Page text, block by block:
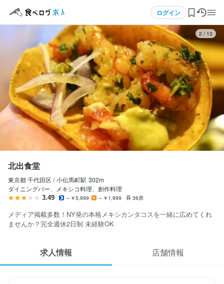
ログイン
ログイン・無料会員登録
食べログ求人TOP
求人検索
マイページ管理
気になる求人
検索履歴・保存した条件
応募履歴
WEB履歴書
3 / 13
北出食堂
東京都 千代田区 / 小伝馬町駅 302m
ダイニングバー、メキシコ料理、創作料理
3.49 ～￥5,999 ～￥1,999 36席
メディア掲載多数！NY発の本格メキシカンタコスを一緒に広めてくれ
ませんか？完全週休2日制 未経験OK
求人情報 店舗情報
北出食堂
ホールスタッフ・サービススタッフ
ホールスタッフ・サービススタッフ
月給250,000円〜400,000円
昇給あり 住宅手当あり 家族手当あり 資格手当・スキル手当あり
固定残業代
月給には固定残業代（40時間・55,900円）を含みます
給与補足
交通費：月20,000円まで支給（勤務状況によります）
応募画面へ進む
北出食堂
調理師・調理スタッフ
調理師・調理スタッフ
月給250,000円〜400,000円
ボーナス・賞与あり 昇給あり 住宅手当あり 交通費支給
家族手当あり
資格手当・スキル手当あり
試用期間
試用期間相談
固定残業代
月給には固定残業代（3０時間・45,000円～）を含みます
給与補足
経験、責任により役職手当あり（5,000円〜100,000円）
応募画面へ進む
アルバイト・パート 北出食堂
ホールスタッフ・サービススタッフ
ホールスタッフ・サービススタッフ
時給1,250円〜1,500円
昇給あり 資格手当・スキル手当あり 扶養内勤務OK
給与補足
交通費：月20,000円まで支給（勤務状況によります）
時給アップあり
10:00〜22:00の間（シフト制）
土日を含む週3日、5時間程度からご相談が可能です
応募画面へ進む
アルバイト・パート 北出食堂
調理師・調理スタッフ
調理師・調理スタッフ
時給1,250円〜1,500円
昇給あり 資格手当・スキル手当あり 扶養内勤務OK
給与補足
交通費：月20,000円まで支給（勤務状況によります）
時給アップあり
10:00〜22:00の間（シフト制）
土日を含む週3日、5時間程度からご相談が可能です
応募画面へ進む
北出食堂
ホールスタッフ・サービススタッフ
ホールスタッフ・サービススタッフ
月給250,000円〜400,000円
昇給あり 住宅手当あり 家族手当あり 資格手当・スキル手当あり
固定残業代
月給には固定残業代（40時間・55,900円）を含みます
給与補足
契約社員募集です（一定期間後、正社員登用を想定しておりま
交通費：月20,000円まで支給（勤務状況によります）
昇給随時あり（能力や経験、役職、責任次第）
応募画面へ進む
北出食堂
調理師・調理スタッフ
調理師・調理スタッフ
月給250,000円〜400,000円
昇給あり 住宅手当あり 家族手当あり 資格手当・スキル手当あり
固定残業代
月給には固定残業代（40時間・55,900円）を含みます
給与補足
契約社員募集です（一定期間後、正社員登用を想定しておりま
交通費：月20,000円まで支給（勤務状況によります）
昇給随時あり（能力や経験、役職、責任次第）
応募画面へ進む